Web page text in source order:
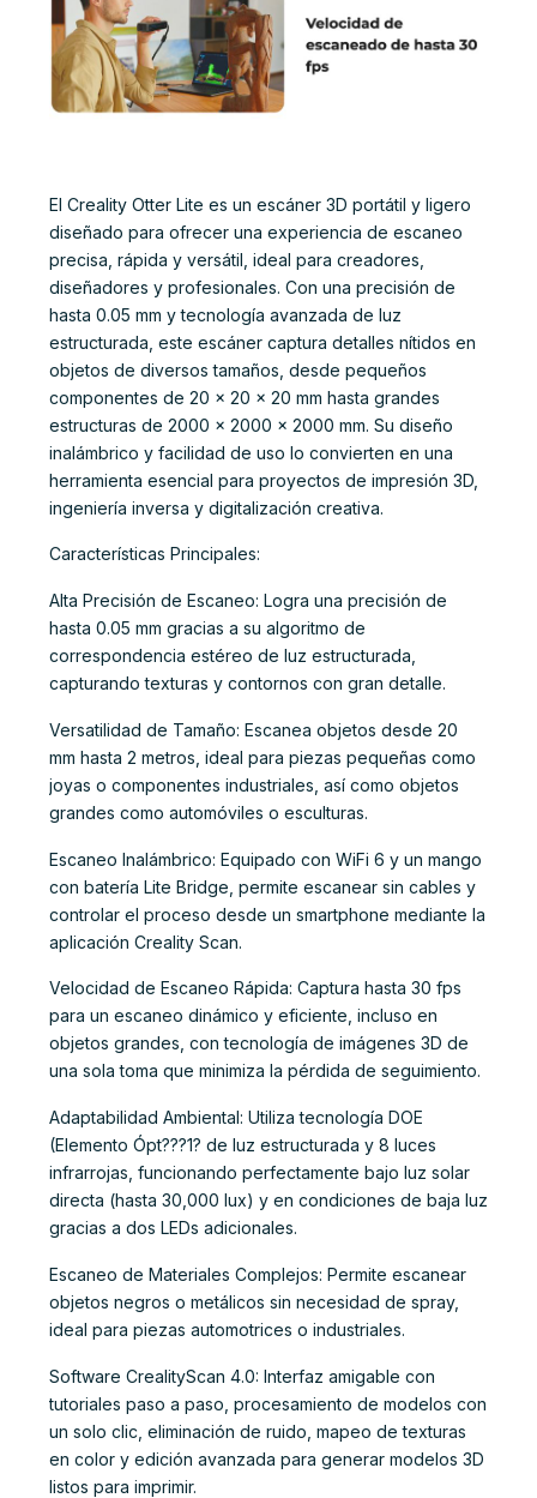
El Creality Otter Lite es un escáner 3D portátil y ligero
diseñado para ofrecer una experiencia de escaneo
precisa, rápida y versátil, ideal para creadores,
diseñadores y profesionales. Con una precisión de
hasta 0.05 mm y tecnología avanzada de luz
estructurada, este escáner captura detalles nítidos en
objetos de diversos tamaños, desde pequeños
componentes de 20 x 20 x 20 mm hasta grandes
estructuras de 2000 x 2000 x 2000 mm. Su diseño
inalámbrico y facilidad de uso lo convierten en una
herramienta esencial para proyectos de impresión 3D,
ingeniería inversa y digitalización creativa.
Características Principales:
Alta Precisión de Escaneo: Logra una precisión de
hasta 0.05 mm gracias a su algoritmo de
correspondencia estéreo de luz estructurada,
capturando texturas y contornos con gran detalle.
Versatilidad de Tamaño: Escanea objetos desde 20
mm hasta 2 metros, ideal para piezas pequeñas como
joyas o componentes industriales, así como objetos
grandes como automóviles o esculturas.
Escaneo Inalámbrico: Equipado con WiFi 6 y un mango
con batería Lite Bridge, permite escanear sin cables y
controlar el proceso desde un smartphone mediante la
aplicación Creality Scan.
Velocidad de Escaneo Rápida: Captura hasta 30 fps
para un escaneo dinámico y eficiente, incluso en
objetos grandes, con tecnología de imágenes 3D de
una sola toma que minimiza la pérdida de seguimiento.
Adaptabilidad Ambiental: Utiliza tecnología DOE
(Elemento Ópt???1? de luz estructurada y 8 luces
infrarrojas, funcionando perfectamente bajo luz solar
directa (hasta 30,000 lux) y en condiciones de baja luz
gracias a dos LEDs adicionales.
Escaneo de Materiales Complejos: Permite escanear
objetos negros o metálicos sin necesidad de spray,
ideal para piezas automotrices o industriales.
Software CrealityScan 4.0: Interfaz amigable con
tutoriales paso a paso, procesamiento de modelos con
un solo clic, eliminación de ruido, mapeo de texturas
en color y edición avanzada para generar modelos 3D
listos para imprimir.